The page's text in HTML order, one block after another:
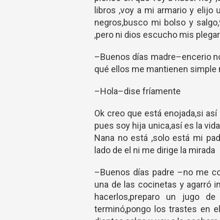
libros ,voy a mi armario y elijo
negros,busco mi bolso y
,pero ni dios escucho mis
–Buenos días madre–encerio
qué ellos me mantienen simple
–Hola–dise fríamente
Ok creo que está enojada,si
pues soy hija unica,así es la
Nana no está ,solo está mi
lado de el ni me dirige la mirada
–Buenos días padre –no me
una de las cocinetas y agarró
hacerlos,preparo un jugo
terminó,pongo los trastes en